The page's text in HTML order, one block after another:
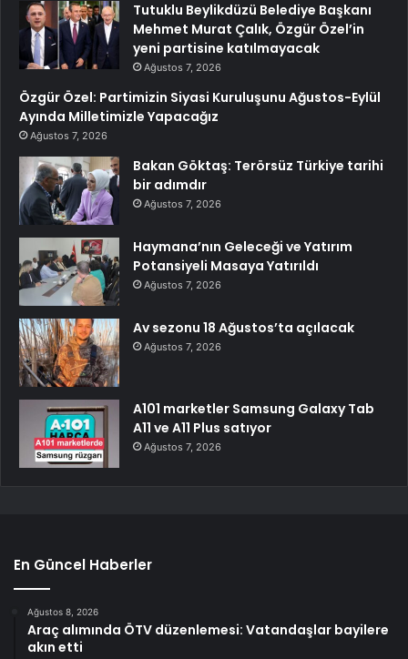
Tutuklu Beylikdüzü Belediye Başkanı
Mehmet Murat Çalık, Özgür Özel’in
yeni partisine katılmayacak
Ağustos 7, 2026
Özgür Özel: Partimizin Siyasi Kuruluşunu Ağustos-Eylül
Ayında Milletimizle Yapacağız
Ağustos 7, 2026
Bakan Göktaş: Terörsüz Türkiye tarihi
bir adımdır
Ağustos 7, 2026
Haymana’nın Geleceği ve Yatırım
Potansiyeli Masaya Yatırıldı
Ağustos 7, 2026
Av sezonu 18 Ağustos’ta açılacak
Ağustos 7, 2026
A101 marketler Samsung Galaxy Tab
A11 ve A11 Plus satıyor
Ağustos 7, 2026
En Güncel Haberler
Ağustos 8, 2026
Araç alımında ÖTV düzenlemesi: Vatandaşlar bayilere
akın etti